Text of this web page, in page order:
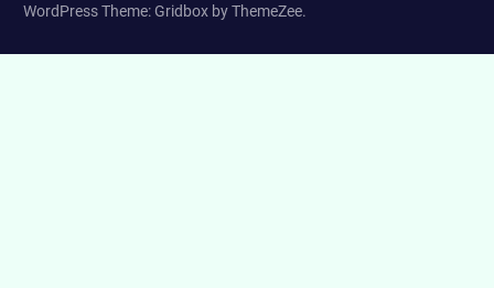
WordPress Theme: Gridbox by ThemeZee.